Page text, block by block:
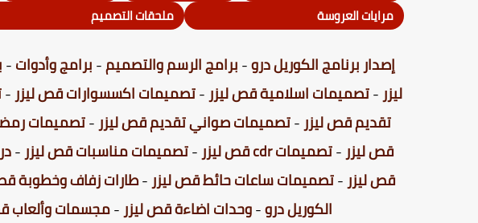
مرايات العروسة
ملحقات التصميم
إصدار برنامج الكوريل درو-برامج الرسم والتصميم-برامج وأدوات-
ليزر -تصميمات اسلامية قص ليزر -تصميمات اكسسوارات قص ليزر -
تقديم قص ليزر -تصميمات صواني تقديم قص ليزر -تصميمات
قص ليزر -تصميمات cdr قص ليزر -تصميمات مناسبات قص ليزر -
قص ليزر -تصميمات ساعات حائط قص ليزر -طارات زفاف وخطوبة
الكوريل درو-وحدات اضاءة قص ليزر -مجسمات وألعاب